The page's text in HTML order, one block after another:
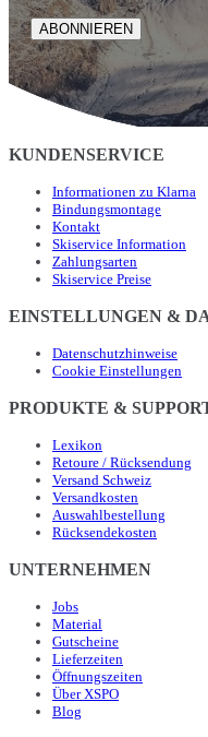
ABONNIEREN
KUNDENSERVICE
Informationen zu Klarna
Bindungsmontage
Kontakt
Skiservice Information
Zahlungsarten
Skiservice Preise
EINSTELLUNGEN &
Datenschutzhinweise
Cookie Einstellungen
PRODUKTE &
Lexikon
Retoure / Rücksendung
Versand Schweiz
Versandkosten
Auswahlbestellung
Rücksendekosten
UNTERNEHMEN
Jobs
Material
Gutscheine
Lieferzeiten
Öffnungszeiten
Über XSPO
Blog